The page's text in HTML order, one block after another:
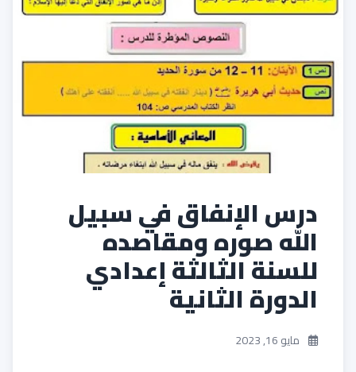
درس الإنفاق في سبيل
الله صوره ومقاصده
للسنة الثالثة إعدادي
الدورة الثانية
مايو 16, 2023